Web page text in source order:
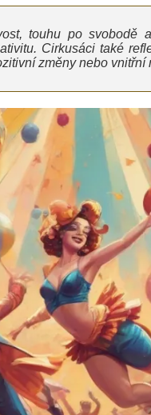
touhu po svobodě
Cirkusáci také
změny nebo vnitřní